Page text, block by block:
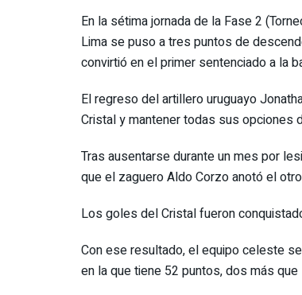
En la sétima jornada de la Fase 2
Lima se puso a tres puntos de
convirtió en el primer sentenciado a la
El regreso del artillero uruguayo
Cristal y mantener todas sus opciones
Tras ausentarse durante un mes por
que el zaguero Aldo Corzo anotó el
Los goles del Cristal fueron
Con ese resultado, el equipo celeste
en la que tiene 52 puntos, dos más que